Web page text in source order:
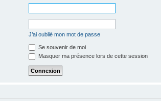
J’ai oublié mon mot de passe
Se souvenir de moi
Masquer ma présence lors de cette session